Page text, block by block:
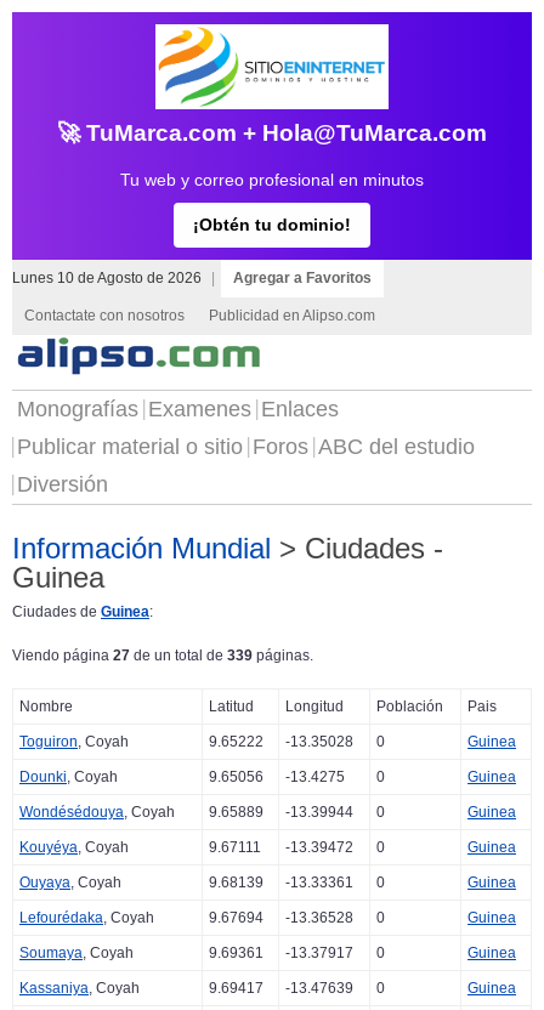
🚀 TuMarca.com + Hola@TuMarca.com
Tu web y correo profesional en minutos
¡Obtén tu dominio!
Lunes 10 de Agosto de 2026 Agregar a Favoritos
Contactate con nosotros Publicidad en Alipso.com
Monografías Examenes Enlaces
Publicar material o sitio Foros ABC del estudio
Diversión
Información Mundial > Ciudades -
Guinea
Ciudades de Guinea:
Viendo página 27 de un total de 339 páginas.
Nombre Latitud Longitud Población Pais
Toguiron, Coyah 9.65222 -13.35028 0 Guinea
Dounki, Coyah 9.65056 -13.4275 0 Guinea
Wondésédouya, Coyah 9.65889 -13.39944 0 Guinea
Kouyéya, Coyah 9.67111 -13.39472 0 Guinea
Ouyaya, Coyah 9.68139 -13.33361 0 Guinea
Lefourédaka, Coyah 9.67694 -13.36528 0 Guinea
Soumaya, Coyah 9.69361 -13.37917 0 Guinea
Kassaniya, Coyah 9.69417 -13.47639 0 Guinea